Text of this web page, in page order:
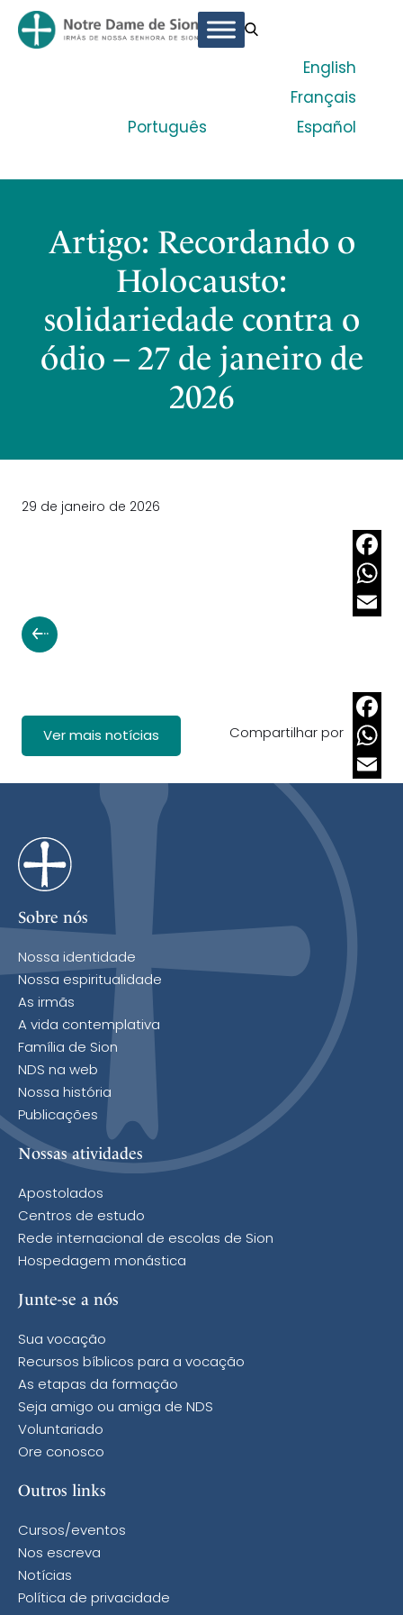
Português
English
Français
Español
Artigo: Recordando o
Holocausto:
solidariedade contra o
ódio – 27 de janeiro de
2026
29 de janeiro de 2026
Ver mais notícias Compartilhar por
Sobre nós
Nossa identidade
Nossa espiritualidade
As irmãs
A vida contemplativa
Família de Sion
NDS na web
Nossa história
Publicações
Nossas atividades
Apostolados
Centros de estudo
Rede internacional de escolas de Sion
Hospedagem monástica
Junte-se a nós
Sua vocação
Recursos bíblicos para a vocação
As etapas da formação
Seja amigo ou amiga de NDS
Voluntariado
Ore conosco
Outros links
Cursos/eventos
Nos escreva
Notícias
Política de privacidade